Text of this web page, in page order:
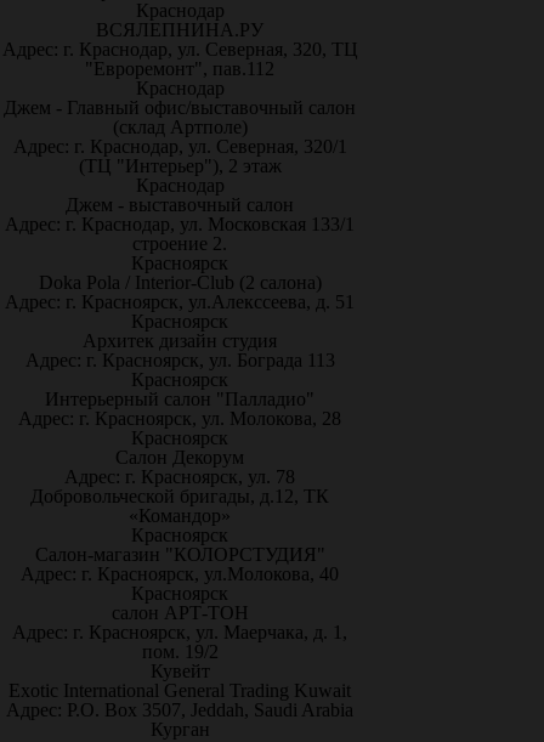
Краснодар
ВСЯЛЕПНИНА.РУ
Адрес: г. Краснодар, ул. Северная, 320, ТЦ
"Евроремонт", пав.112
Краснодар
Джем - Главный офис/выставочный салон
(склад Артполе)
Адрес: г. Краснодар, ул. Северная, 320/1
(ТЦ "Интерьер"), 2 этаж
Краснодар
Джем - выставочный салон
Адрес: г. Краснодар, ул. Московская 133/1
строение 2.
Красноярск
Doka Pola / Interior-Club (2 салона)
Адрес: г. Красноярск, ул.Алекссеева, д. 51
Красноярск
Архитек дизайн студия
Адрес: г. Красноярск, ул. Бограда 113
Красноярск
Интерьерный салон "Палладио"
Адрес: г. Красноярск, ул. Молокова, 28
Красноярск
Салон Декорум
Адрес: г. Красноярск, ул. 78
Добровольческой бригады, д.12, ТК
«Командор»
Красноярск
Салон-магазин "КОЛОРСТУДИЯ"
Адрес: г. Красноярск, ул.Молокова, 40
Красноярск
салон АРТ-ТОН
Адрес: г. Красноярск, ул. Маерчака, д. 1,
пом. 19/2
Кувейт
Exotic International General Trading Kuwait
Адрес: P.O. Box 3507, Jeddah, Saudi Arabia
Курган